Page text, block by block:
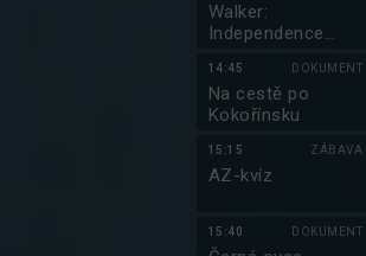
Walker:
Independence
14:45 DOKUMENT
Na cestě po
Kokořínsku
15:15 ZÁBAVA
AZ-kvíz
15:40 DOKUMENT